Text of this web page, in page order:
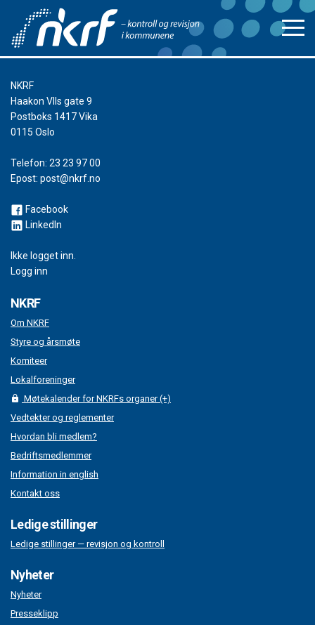
NKRF
Haakon VIIs gate 9
Postboks 1417 Vika
0115 Oslo
Telefon: 23 23 97 00
Epost: post@nkrf.no
Facebook
LinkedIn
Ikke logget inn.
Logg inn
NKRF
Om NKRF
Styre og årsmøte
Komiteer
Lokalforeninger
Møtekalender for NKRFs organer (+)
Vedtekter og reglementer
Hvordan bli medlem?
Bedriftsmedlemmer
Information in english
Kontakt oss
Ledige stillinger
Ledige stillinger — revisjon og kontroll
Nyheter
Nyheter
Presseklipp